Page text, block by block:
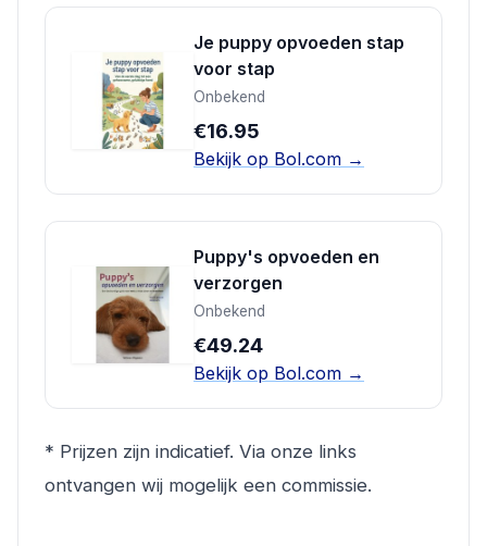
Je puppy opvoeden stap
voor stap
Onbekend
€16.95
Bekijk op Bol.com →
Puppy's opvoeden en
verzorgen
Onbekend
€49.24
Bekijk op Bol.com →
* Prijzen zijn indicatief. Via onze links
ontvangen wij mogelijk een commissie.